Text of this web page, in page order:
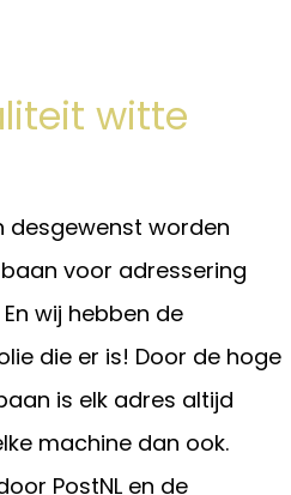
witte
desgewenst worden
voor adressering
wij hebben de
die er is! Door de hoge
is elk adres altijd
machine dan ook.
PostNL en de